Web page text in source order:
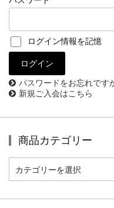
ログイン情報を記憶
パスワードをお忘れです
新規ご入会はこちら
商品カテゴリー
品
カ